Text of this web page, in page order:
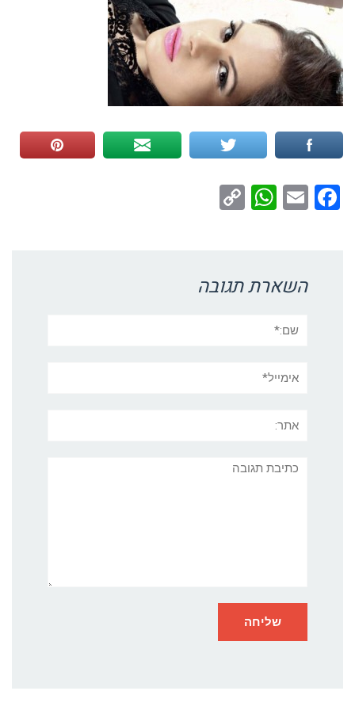
Facebook
Email
WhatsApp
השארת תגובה
תגובה